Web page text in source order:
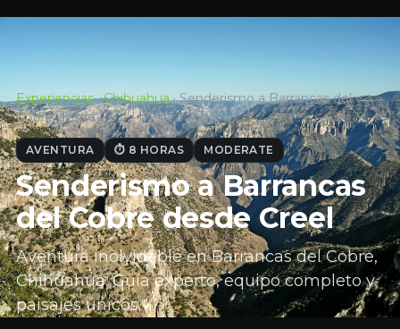
Experiencias · Chihuahua · Senderismo a Barrancas del
Cobre desde C…
AVENTURA ⏱ 8 HORAS MODERATE
Senderismo a Barrancas
del Cobre desde Creel
Aventura inolvidable en Barrancas del Cobre,
Chihuahua. Guía experto, equipo completo y
paisajes únicos.